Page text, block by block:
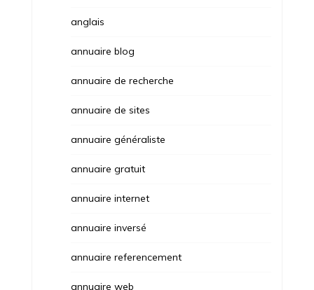
anglais
annuaire blog
annuaire de recherche
annuaire de sites
annuaire généraliste
annuaire gratuit
annuaire internet
annuaire inversé
annuaire referencement
annuaire web